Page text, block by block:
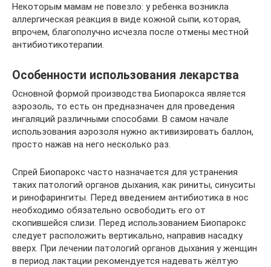
Некоторым мамам не повезло: у ребенка возникла
аллергическая реакция в виде кожной сыпи, которая,
впрочем, благополучно исчезла после отмены местной
антибиотикотерапии.
Особенности использования лекарства
Основной формой производства Биопарокса является
аэрозоль, то есть он предназначен для проведения
ингаляций различными способами. В самом начале
использования аэрозоля нужно активизировать баллон,
просто нажав на него несколько раз.
Спрей Биопарокс часто назначается для устранения
таких патологий органов дыхания, как риниты, синуситы
и ринофарингиты. Перед введением антибиотика в нос
необходимо обязательно освободить его от
скопившейся слизи. Перед использованием Биопарокс
следует расположить вертикально, направив насадку
вверх. При лечении патологий органов дыхания у женщин
в период лактации рекомендуется надевать жёлтую